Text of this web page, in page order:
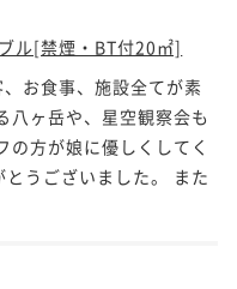
ル[禁煙・BT付20㎡]
お食事、施設全てが素
八ヶ岳や、星空観察会も
の方が娘に優しくしてく
うございました。 また